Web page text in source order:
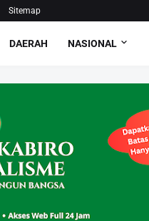
Sitemap
DAERAH NASIONAL